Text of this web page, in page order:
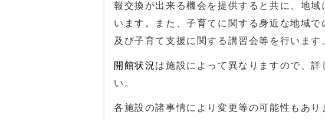
報交換が出来る機会を提供すると共に、地
います。また、子育てに関する身近な地域
及び子育て支援に関する講習会等を行います
開館状況は施設によって異なりますので、
い。
各施設の諸事情により変更等の可能性もあり